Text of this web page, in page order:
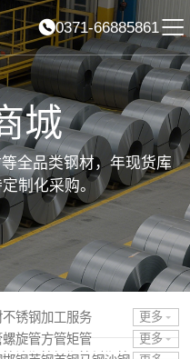
0371-66885861
城
全品类钢材，年现货库
制化采购。
不锈钢加工服务 更多
螺旋管方管矩管
更多